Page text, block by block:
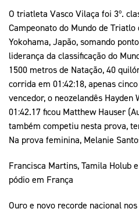
O triatleta Vasco Vilaça foi 3º.
Campeonato do Mundo de Triatlo
Yokohama, Japão, somando
liderança da classificação do
1500 metros de Natação, 40
corrida em 01:42:18, apenas
vencedor, o neozelandês Hayden
01:42.17 ficou Matthew Hauser
também competiu nesta prova,
Na prova feminina, Melanie
Francisca Martins, Tamila Holub
pódio em França
Ouro e novo recorde nacional